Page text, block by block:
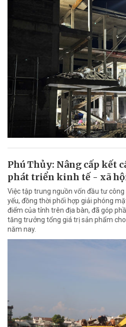
Phú Thủy: Nâng cấp kết
phát triển kinh tế - xã
Việc tập trung nguồn vốn đầu tư
yếu, đồng thời phối hợp giải phóng
điểm của tỉnh trên địa bàn, đã góp
tăng trưởng tổng giá trị sản phẩm
năm nay.